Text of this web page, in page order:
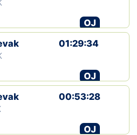
OJ
01:29:34
OJ
00:53:28
OJ